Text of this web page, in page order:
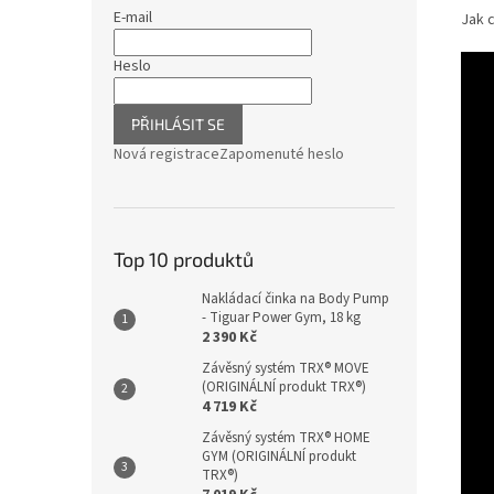
E-mail
Heslo
PŘIHLÁSIT SE
Nová registraceZapomenuté heslo
Top 10 produktů
Nakládací činka na Body Pump
- Tiguar Power Gym, 18 kg
2 390 Kč
Závěsný systém TRX® MOVE
(ORIGINÁLNÍ produkt TRX®)
4 719 Kč
Závěsný systém TRX® HOME
GYM (ORIGINÁLNÍ produkt
TRX®)
Jak